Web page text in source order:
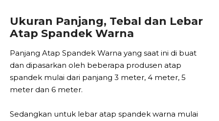
Ukuran Panjang, Tebal dan Lebar
Atap Spandek Warna
Panjang Atap Spandek Warna yang saat ini di buat
dan dipasarkan oleh beberapa produsen atap
spandek mulai dari panjang 3 meter, 4 meter, 5
meter dan 6 meter.
Sedangkan untuk lebar atap spandek warna mulai